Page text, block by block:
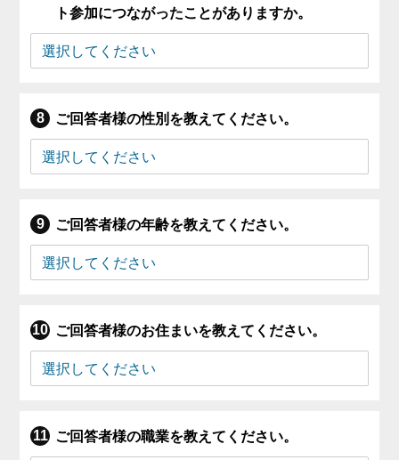
ト参加につながったことがありますか。
ご回答者様の性別を教えてください。
ご回答者様の年齢を教えてください。
ご回答者様のお住まいを教えてください。
ご回答者様の職業を教えてください。